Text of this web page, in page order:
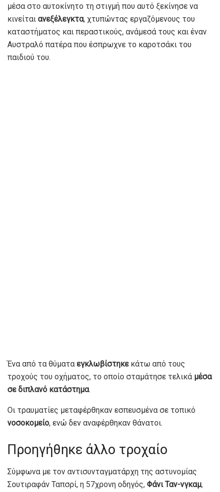
μέσα στο αυτοκίνητο τη στιγμή που αυτό ξεκίνησε να
κινείται ανεξέλεγκτα, χτυπώντας εργαζόμενους του
καταστήματος και περαστικούς, ανάμεσά τους και έναν
Αυστραλό πατέρα που έσπρωχνε το καροτσάκι του
παιδιού του.
Ένα από τα θύματα εγκλωβίστηκεκάτω από τους
τροχούς του οχήματος, το οποίο σταμάτησε τελικά μέσα
σε διπλανό κατάστημα.
Οι τραυματίες μεταφέρθηκαν εσπευσμένα σε τοπικό
νοσοκομείο, ενώ δεν αναφέρθηκαν θάνατοι.
Προηγήθηκε άλλο τροχαίο
Σύμφωνα με τον αντισυνταγματάρχη της αστυνομίας
Σουτιραφάν Ταπσρί, η 57χρονη οδηγός, Φάνι Ταν-νγκαμ,